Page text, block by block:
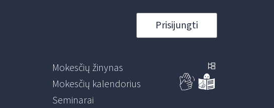
Prisijungti
Mokesčių žinynas
Mokesčių kalendorius
Seminarai